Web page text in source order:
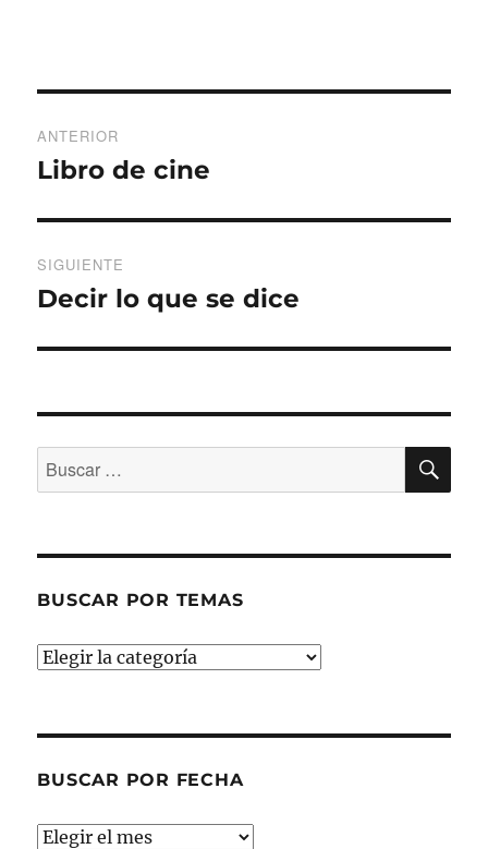
de
ANTERIOR
Entrada
Libro de cine
SIGUIENTE
Entrada
Decir lo que se dice
Buscar
por:
BUSCAR POR TEMAS
Buscar
BUSCAR POR FECHA
Buscar